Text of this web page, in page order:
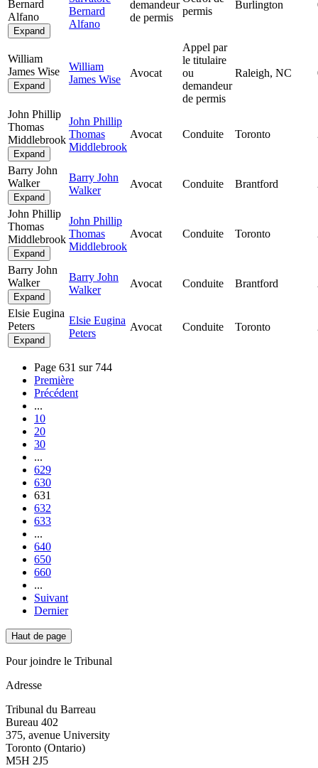
Bernard
Alfano
Expand
Bernard
Alfano
demandeur
de permis
permis
Burlington
William
James Wise
Expand
William
James Wise
Avocat
Appel par
le titulaire
ou
demandeur
de permis
Raleigh, NC
John Phillip
Thomas
Middlebrook
Expand
John Phillip
Thomas
Middlebrook
Avocat Conduite Toronto
Barry John
Walker
Expand
Barry John
Walker
Avocat Conduite Brantford
John Phillip
Thomas
Middlebrook
Expand
John Phillip
Thomas
Middlebrook
Avocat Conduite Toronto
Barry John
Walker
Expand
Barry John
Walker
Avocat Conduite Brantford
Elsie Eugina
Peters
Expand
Elsie Eugina
Peters
Avocat Conduite Toronto
Page 631 sur 744
Première
Précédent
...
10
20
30
...
629
630
631
632
633
...
640
650
660
...
Suivant
Dernier
Haut de page
Pour joindre le Tribunal
Adresse
Tribunal du Barreau
Bureau 402
375, avenue University
Toronto (Ontario)
M5H 2J5